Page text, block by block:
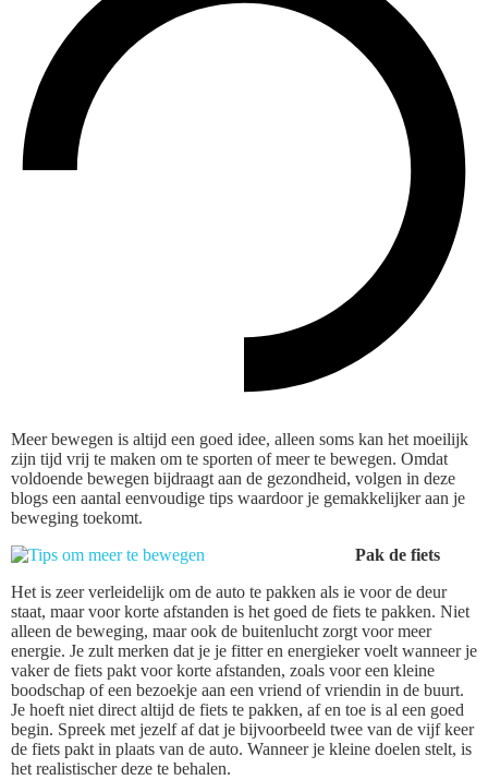
Meer bewegen is altijd een goed idee, alleen soms kan het moeilijk
zijn tijd vrij te maken om te sporten of meer te bewegen. Omdat
voldoende bewegen bijdraagt aan de gezondheid, volgen in deze
blogs een aantal eenvoudige tips waardoor je gemakkelijker aan je
beweging toekomt.
Pak de fiets
Het is zeer verleidelijk om de auto te pakken als ie voor de deur
staat, maar voor korte afstanden is het goed de fiets te pakken. Niet
alleen de beweging, maar ook de buitenlucht zorgt voor meer
energie. Je zult merken dat je je fitter en energieker voelt wanneer je
vaker de fiets pakt voor korte afstanden, zoals voor een kleine
boodschap of een bezoekje aan een vriend of vriendin in de buurt.
Je hoeft niet direct altijd de fiets te pakken, af en toe is al een goed
begin. Spreek met jezelf af dat je bijvoorbeeld twee van de vijf keer
de fiets pakt in plaats van de auto. Wanneer je kleine doelen stelt, is
het realistischer deze te behalen.